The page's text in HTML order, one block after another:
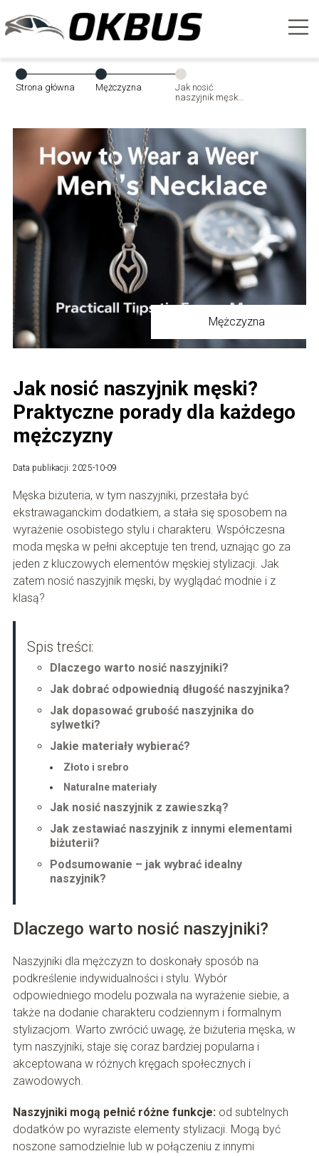
Strona główna Mężczyzna
Jak nosić
naszyjnik męski?
każdego
mężczyzny
Mężczyzna
Jak nosić naszyjnik męski?
Praktyczne porady dla każdego
mężczyzny
Data publikacji: 2025-10-09
Męska biżuteria, w tym naszyjniki, przestała być
ekstrawaganckim dodatkiem, a stała się sposobem na
wyrażenie osobistego stylu i charakteru. Współczesna
moda męska w pełni akceptuje ten trend, uznając go za
jeden z kluczowych elementów męskiej stylizacji. Jak
zatem nosić naszyjnik męski, by wyglądać modnie i z
klasą?
Spis treści:
Dlaczego warto nosić naszyjniki?
Jak dobrać odpowiednią długość naszyjnika?
Jak dopasować grubość naszyjnika do
sylwetki?
Jakie materiały wybierać?
Złoto i srebro
Naturalne materiały
Jak nosić naszyjnik z zawieszką?
Jak zestawiać naszyjnik z innymi elementami
biżuterii?
Podsumowanie – jak wybrać idealny
naszyjnik?
Dlaczego warto nosić naszyjniki?
Naszyjniki dla mężczyzn to doskonały sposób na
podkreślenie indywidualności i stylu. Wybór
odpowiedniego modelu pozwala na wyrażenie siebie, a
także na dodanie charakteru codziennym i formalnym
stylizacjom. Warto zwrócić uwagę, że biżuteria męska, w
tym naszyjniki, staje się coraz bardziej popularna i
akceptowana w różnych kręgach społecznych i
zawodowych.
Naszyjniki mogą pełnić różne funkcje:od subtelnych
dodatków po wyraziste elementy stylizacji. Mogą być
noszone samodzielnie lub w połączeniu z innymi